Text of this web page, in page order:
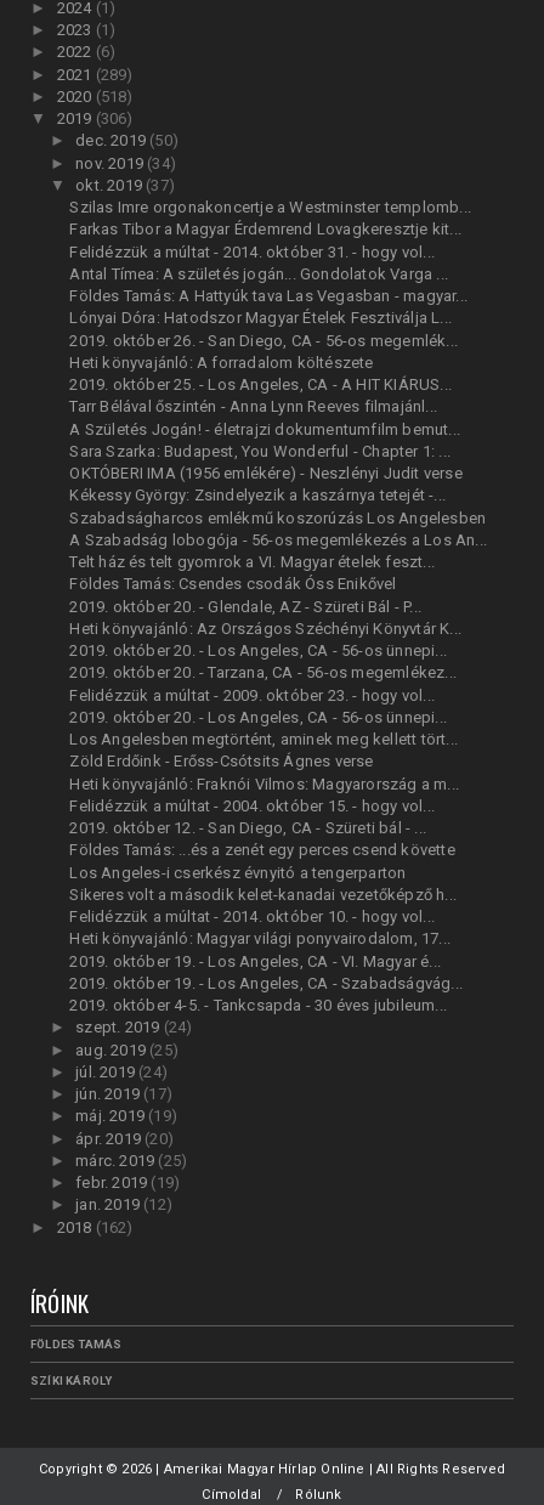
► 2024 (1)
► 2023 (1)
► 2022 (6)
► 2021 (289)
► 2020 (518)
▼ 2019 (306)
► dec. 2019 (50)
► nov. 2019 (34)
▼ okt. 2019 (37)
Szilas Imre orgonakoncertje a Westminster templomb...
Farkas Tibor a Magyar Érdemrend Lovagkeresztje kit...
Felidézzük a múltat - 2014. október 31. - hogy vol...
Antal Tímea: A születés jogán... Gondolatok Varga ...
Földes Tamás: A Hattyúk tava Las Vegasban - magyar...
Lónyai Dóra: Hatodszor Magyar Ételek Fesztiválja L...
2019. október 26. - San Diego, CA - 56-os megemlék...
Heti könyvajánló: A forradalom költészete
2019. október 25. - Los Angeles, CA - A HIT KIÁRUS...
Tarr Bélával őszintén - Anna Lynn Reeves filmajánl...
A Születés Jogán! - életrajzi dokumentumfilm bemut...
Sara Szarka: Budapest, You Wonderful - Chapter 1: ...
OKTÓBERI IMA (1956 emlékére) - Neszlényi Judit verse
Kékessy György: Zsindelyezik a kaszárnya tetejét -...
Szabadságharcos emlékmű koszorúzás Los Angelesben
A Szabadság lobogója - 56-os megemlékezés a Los An...
Telt ház és telt gyomrok a VI. Magyar ételek feszt...
Földes Tamás: Csendes csodák Óss Enikővel
2019. október 20. - Glendale, AZ - Szüreti Bál - P...
Heti könyvajánló: Az Országos Széchényi Könyvtár K...
2019. október 20. - Los Angeles, CA - 56-os ünnepi...
2019. október 20. - Tarzana, CA - 56-os megemlékez...
Felidézzük a múltat - 2009. október 23. - hogy vol...
2019. október 20. - Los Angeles, CA - 56-os ünnepi...
Los Angelesben megtörtént, aminek meg kellett tört...
Zöld Erdőink - Erőss-Csótsits Ágnes verse
Heti könyvajánló: Fraknói Vilmos: Magyarország a m...
Felidézzük a múltat - 2004. október 15. - hogy vol...
2019. október 12. - San Diego, CA - Szüreti bál - ...
Földes Tamás: ...és a zenét egy perces csend követte
Los Angeles-i cserkész évnyitó a tengerparton
Sikeres volt a második kelet-kanadai vezetőképző h...
Felidézzük a múltat - 2014. október 10. - hogy vol...
Heti könyvajánló: Magyar világi ponyvairodalom, 17...
2019. október 19. - Los Angeles, CA - VI. Magyar é...
2019. október 19. - Los Angeles, CA - Szabadságvág...
2019. október 4-5. - Tankcsapda - 30 éves jubileum...
► szept. 2019 (24)
► aug. 2019 (25)
► júl. 2019 (24)
► jún. 2019 (17)
► máj. 2019 (19)
► ápr. 2019 (20)
► márc. 2019 (25)
►febr. 2019 (19)
► jan. 2019 (12)
► 2018 (162)
ÍRÓINK
FÖLDES TAMÁS
SZÍKI KÁROLY
Copyright © 2026 | Amerikai Magyar Hírlap Online | All Rights Reserved
Címoldal
Rólunk